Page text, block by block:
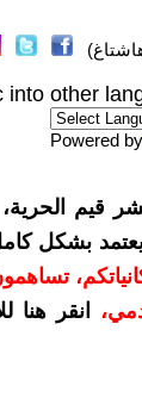
into other
Powered by
الحرية،
يعتمد بشكل
إمكانياتكم،
،
انقر هنا